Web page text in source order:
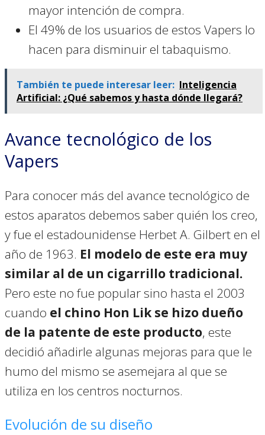
mayor intención de compra.
El 49% de los usuarios de estos Vapers lo
hacen para disminuir el tabaquismo.
También te puede interesar leer: Inteligencia
Artificial: ¿Qué sabemos y hasta dónde llegará?
Avance tecnológico de los
Vapers
Para conocer más del avance tecnológico de
estos aparatos debemos saber quién los creo,
y fue el estadounidense Herbet A. Gilbert en el
año de 1963. El modelo de este era muy
similar al de un cigarrillo tradicional.
Pero este no fue popular sino hasta el 2003
cuando el chino Hon Lik se hizo dueño
de la patente de este producto, este
decidió añadirle algunas mejoras para que le
humo del mismo se asemejara al que se
utiliza en los centros nocturnos.
Evolución de su diseño